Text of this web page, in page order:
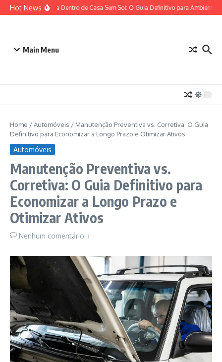
Ir para o conteúdo
Hot News
Plantas para Dentro de Casa Sem Sol: O Guia Definitivo para Ambientes
Main Menu
Home /Automóveis / Manutenção Preventiva vs. Corretiva: O Guia
Definitivo para Economizar a Longo Prazo e Otimizar Ativos
Automóveis
Manutenção Preventiva vs.
Corretiva: O Guia Definitivo para
Economizar a Longo Prazo e
Otimizar Ativos
Nenhum comentário